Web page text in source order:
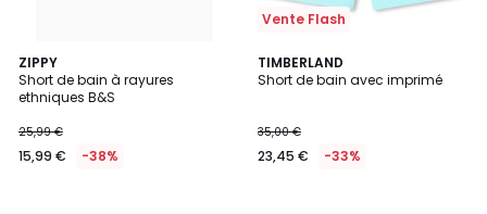
ZIPPY
Short de bain à rayures
ethniques B&S
25,99 €
15,99 € -38%
Vente Flash
TIMBERLAND
Short de bain avec imprimé
35,00 €
23,45 € -33%